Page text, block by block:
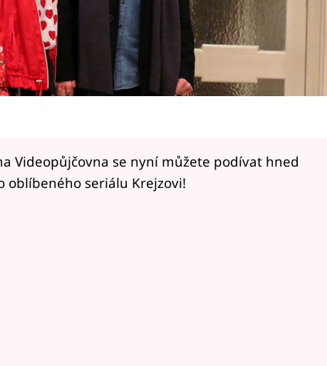
Videopůjčovna se nyní můžete podívat hned
oblíbeného seriálu Krejzovi!